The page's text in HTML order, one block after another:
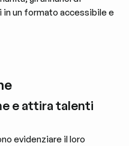
in un formato accessibile e
e attira talenti
evidenziare il loro